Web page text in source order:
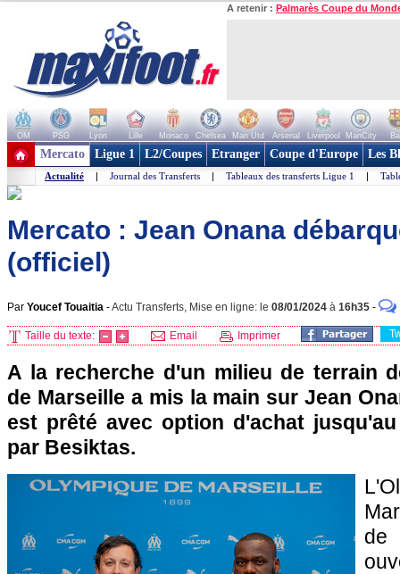
A retenir : Palmarès Coupe du
OM PSG Lyon Lille Monaco Chelsea Man Utd Arsenal Liverpool ManCity
+ de clubs
Mercato Ligue 1 L2/Coupes Etranger Coupe d'Europe Les
Actualité | Journal des Transferts | Tableaux des transferts Ligue 1 |
Mercato : Jean Onana
(officiel)
Par Youcef Touaitia -Actu Transferts, Mise en ligne: le 08/01/2024 à 16h35 -
Taille du texte: Email Imprimer
A la recherche d'un milieu de terrain
de Marseille a mis la main sur Jean
est prêté avec option d'achat
par Besiktas.
de